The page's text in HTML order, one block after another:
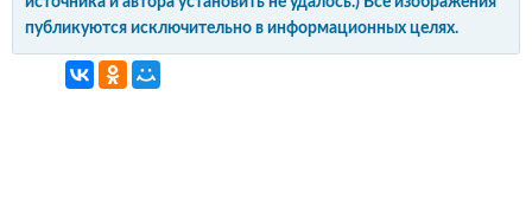
публикуются исключительно в информационных целях.